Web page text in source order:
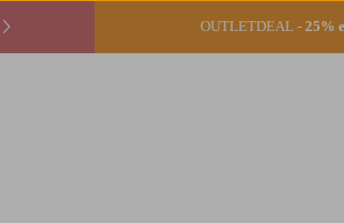
OUTLETDEAL - 25%